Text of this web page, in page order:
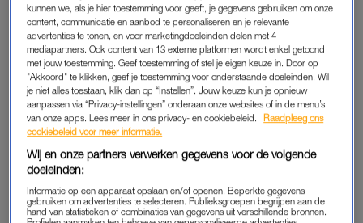
Bij de start van de race in de categorie van mijn jongste
dochter stonden veertien gespannen kindjes klaar om zich in
het zweet te trappen. Niet dat ze niet al doorweekt waren,
want het was 30 graden en er was nergens een streepje
schaduw te bekennen.
Met rode konen op de wangen wachtten ze op het startschot.
Zoals dat gaat bij kleine kinderen die fietsen, was het een
gewiebel van jewelste toen ze eenmaal mochten beginnen. De
eerste meters kenden dan ook een paar valpartijtjes. Toen de
meeste renners een beetje vaart hadden gemaakt gingen ze
kunnen we, als je hier toestemming voor geeft, je gegevens gebruiken om onze
content, communicatie en aanbod te personaliseren en je relevante
advertenties te tonen, en voor marketingdoeleinden delen met 4
mediapartners. Ook content van 13 externe platformen wordt enkel getoond
met jouw toestemming. Geef toestemming of stel je eigen keuze in. Door op
"Akkoord" te klikken, geef je toestemming voor onderstaande doeleinden. Wil
je niet alles toestaan, klik dan op “Instellen”. Jouw keuze kun je opnieuw
aanpassen via “Privacy-instellingen” onderaan onze websites of in de menu’s
van onze apps. Lees meer in ons privacy- en cookiebeleid.
Raadpleeg ons
cookiebeleid voor meer informatie.
Wij en onze partners verwerken gegevens voor de volgende
doeleinden:
Informatie op een apparaat opslaan en/of openen. Beperkte gegevens
gebruiken om advertenties te selecteren. Publieksgroepen begrijpen aan de
hand van statistieken of combinaties van gegevens uit verschillende bronnen.